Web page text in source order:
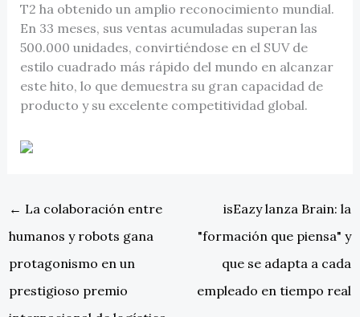
T2 ha obtenido un amplio reconocimiento mundial.
En 33 meses, sus ventas acumuladas superan las
500.000 unidades, convirtiéndose en el SUV de
estilo cuadrado más rápido del mundo en alcanzar
este hito, lo que demuestra su gran capacidad de
producto y su excelente competitividad global.
← La colaboración entre
humanos y robots gana
protagonismo en un
prestigioso premio
isEazy lanza Brain: la
"formación que piensa" y
que se adapta a cada
empleado en tiempo real